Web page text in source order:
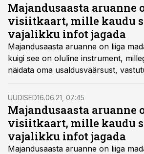
Majandusaasta aruanne
visiitkaart, mille kaudu
vajalikku infot jagada
Majandusaasta aruanne on liiga
kuigi see on oluline instrument,
näidata oma usaldusväärsust,
arengupotentsiaali. Paraku on meil
ettevõtjaid, kes kirjutavad sellele
kõige tähtsamale aruandele alla
UUDISED16.06.21, 07:45
Majandusaasta aruanne
visiitkaart, mille kaudu
vajalikku infot jagada
Majandusaasta aruanne on liiga